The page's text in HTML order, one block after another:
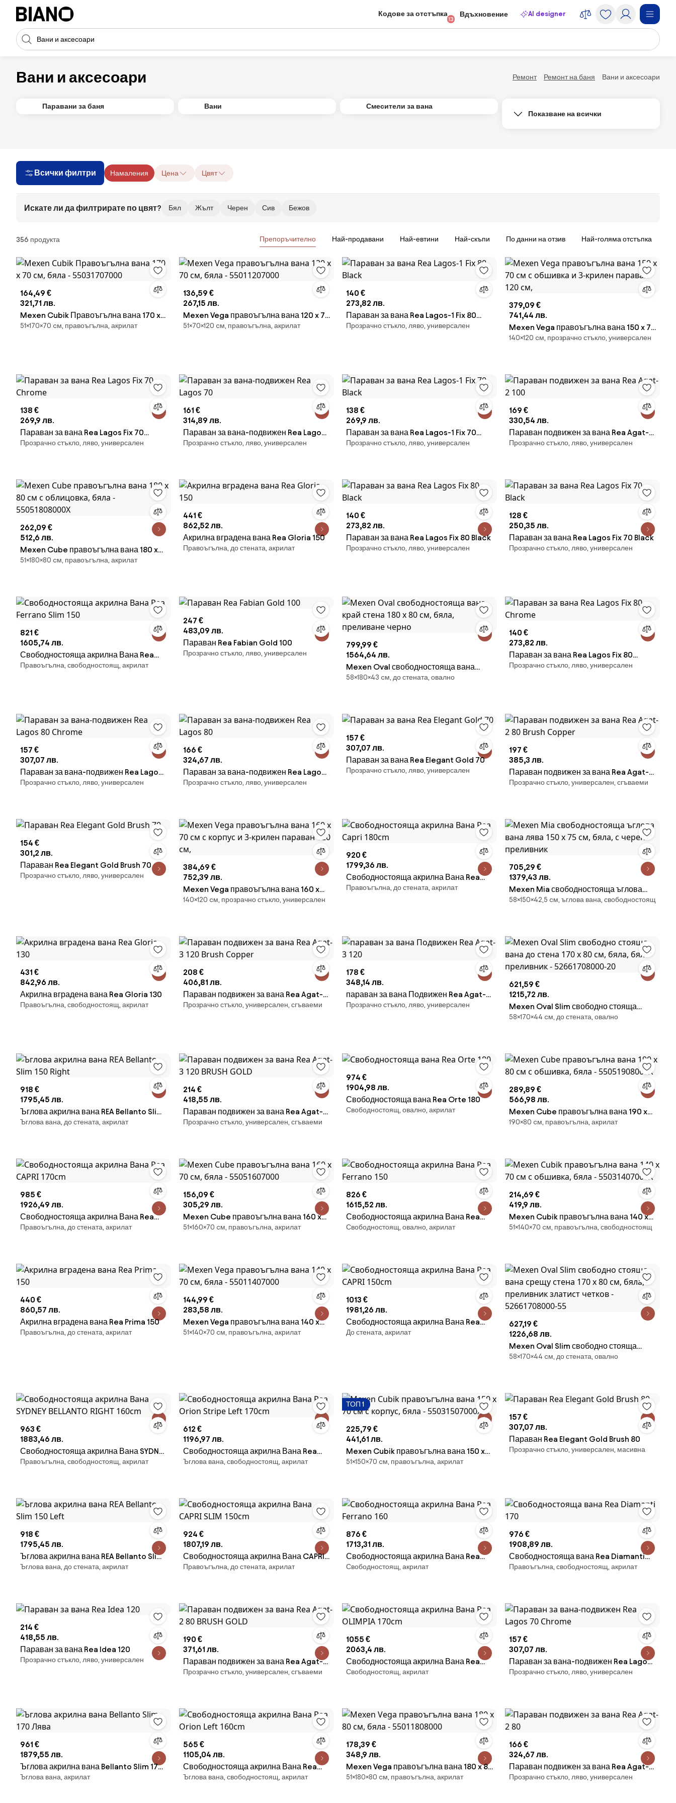
Пропускане към съдържанието
Търсене
Кодове за отстъпка
13
Вдъхновение AI designer
Вани и аксесоари Ремонт Ремонт на баня Вани и аксесоари
Паравани за баня Вани
Смесители за вана
Показване на всички
Всички филтри Намаления Цена Цвят
Искате ли да филтрирате по цвят? Бял Жълт Черен Сив Бежов
Продукти
356 продукта Препоръчително Най-продавани Най-евтини Най-скъпи По данни на отзив Най-голяма отстъпка
164,49 €
321,71 лв.
Mexen Cubik Правоъгълна вана 170 x
70 см, бяла - 55031707000
51×170×70 cм, правоъгълна, акрилат
136,59 €
267,15 лв.
Mexen Vega правоъгълна вана 120 x 70
см, бяла - 55011207000
51×70×120 cм, правоъгълна, акрилат
140 €
273,82 лв.
Параван за вана Rea Lagos-1 Fix 80
Black
Прозрачно стъкло, ляво, универсален
379,09 €
741,44 лв.
Mexen Vega правоъгълна вана 150 x 70
см с обшивка и 3-крилен параван 120
140×120 cм, прозрачно стъкло, универсален
138 €
269,9 лв.
Параван за вана Rea Lagos Fix 70
Chrome
Прозрачно стъкло, ляво, универсален
161 €
314,89 лв.
Параван за вана-подвижен Rea Lagos
70
Прозрачно стъкло, ляво, универсален
138 €
269,9 лв.
Параван за вана Rea Lagos-1 Fix 70
Black
Прозрачно стъкло, ляво, универсален
169 €
330,54 лв.
Параван подвижен за вана Rea Agat-2
100
Прозрачно стъкло, ляво, универсален
262,09 €
512,6 лв.
Mexen Cube правоъгълна вана 180 x
80 см с облицовка, бяла -
51×180×80 cм, правоъгълна, акрилат
441 €
862,52 лв.
Акрилна вградена вана Rea Gloria 150
Правоъгълна, до стената, акрилат
140 €
273,82 лв.
Параван за вана Rea Lagos Fix 80 Black
Прозрачно стъкло, ляво, универсален
128 €
250,35 лв.
Параван за вана Rea Lagos Fix 70 Black
Прозрачно стъкло, ляво, универсален
821 €
1605,74 лв.
Свободностояща акрилна Вана Rea
Ferrano Slim 150
Правоъгълна, свободностоящ, акрилат
247 €
483,09 лв.
Параван Rea Fabian Gold 100
Прозрачно стъкло, ляво, универсален
799,99 €
1564,64 лв.
Mexen Oval свободностояща вана
край стена 180 x 80 см, бяла, преливане
58×180×43 cм, до стената, овално
140 €
273,82 лв.
Параван за вана Rea Lagos Fix 80
Chrome
Прозрачно стъкло, ляво, универсален
157 €
307,07 лв.
Параван за вана-подвижен Rea Lagos
80 Chrome
Прозрачно стъкло, ляво, универсален
166 €
324,67 лв.
Параван за вана-подвижен Rea Lagos
80
Прозрачно стъкло, ляво, универсален
157 €
307,07 лв.
Параван за вана Rea Elegant Gold 70
Прозрачно стъкло, ляво, универсален
197 €
385,3 лв.
Параван подвижен за вана Rea Agat-2
80 Brush Copper
Прозрачно стъкло, универсален, сгъваеми
154 €
301,2 лв.
Параван Rea Elegant Gold Brush 70
Прозрачно стъкло, ляво, универсален
384,69 €
752,39 лв.
Mexen Vega правоъгълна вана 160 x
70 см с корпус и 3-крилен параван 120
140×120 cм, прозрачно стъкло, универсален
920 €
1799,36 лв.
Свободностояща акрилна Вана Rea
Capri 180cm
Правоъгълна, до стената, акрилат
705,29 €
1379,43 лв.
Mexen Mia свободностояща ъглова
вана лява 150 x 75 см, бяла, с черен
58×150×42,5 cм, ъглова вана, свободностоящ
431 €
842,96 лв.
Акрилна вградена вана Rea Gloria 130
Правоъгълна, свободностоящ, акрилат
208 €
406,81 лв.
Параван подвижен за вана Rea Agat-3
120 Brush Copper
Прозрачно стъкло, универсален, сгъваеми
178 €
348,14 лв.
параван за вана Подвижен Rea Agat-3
120
Прозрачно стъкло, ляво, универсален
621,59 €
1215,72 лв.
Mexen Oval Slim свободно стояща
вана до стена 170 x 80 см, бяла, бял
58×170×44 cм, до стената, овално
918 €
1795,45 лв.
Ъглова акрилна вана REA Bellanto Slim
150 Right
Ъглова вана, до стената, акрилат
214 €
418,55 лв.
Параван подвижен за вана Rea Agat-3
120 BRUSH GOLD
Прозрачно стъкло, универсален, сгъваеми
974 €
1904,98 лв.
Свободностояща вана Rea Orte 180
Свободностоящ, овално, акрилат
289,89 €
566,98 лв.
Mexen Cube правоъгълна вана 190 x
80 см с обшивка, бяла - 55051908000X
190×80 cм, правоъгълна, акрилат
985 €
1926,49 лв.
Свободностояща акрилна Вана Rea
CAPRI 170cm
Правоъгълна, до стената, акрилат
156,09 €
305,29 лв.
Mexen Cube правоъгълна вана 160 x
70 см, бяла - 55051607000
51×160×70 cм, правоъгълна, акрилат
826 €
1615,52 лв.
Свободностояща акрилна Вана Rea
Ferrano 150
Свободностоящ, овално, акрилат
214,69 €
419,9 лв.
Mexen Cubik правоъгълна вана 140 x
70 см с обшивка, бяла - 55031407000X
51×140×70 cм, правоъгълна, свободностоящ
440 €
860,57 лв.
Акрилна вградена вана Rea Prima 150
Правоъгълна, до стената, акрилат
144,99 €
283,58 лв.
Mexen Vega правоъгълна вана 140 x
70 см, бяла - 55011407000
51×140×70 cм, правоъгълна, акрилат
1013 €
1981,26 лв.
Свободностояща акрилна Вана Rea
CAPRI 150cm
До стената, акрилат
627,19 €
1226,68 лв.
Mexen Oval Slim свободно стояща
вана срещу стена 170 x 80 см, бяла,
58×170×44 cм, до стената, овално
963 €
1883,46 лв.
Свободностояща акрилна Вана SYDNEY
BELLANTO RIGHT 160cm
Правоъгълна, свободностоящ, акрилат
612 €
1196,97 лв.
Свободностояща акрилна Вана Rea
Orion Stripe Left 170cm
Ъглова вана, свободностоящ, акрилат
ТОП 1
225,79 €
441,61 лв.
Mexen Cubik правоъгълна вана 150 x
70 см с корпус, бяла - 55031507000X
51×150×70 cм, правоъгълна, акрилат
157 €
307,07 лв.
Параван Rea Elegant Gold Brush 80
Прозрачно стъкло, универсален, масивна
918 €
1795,45 лв.
Ъглова акрилна вана REA Bellanto Slim
150 Left
Ъглова вана, до стената, акрилат
924 €
1807,19 лв.
Свободностояща акрилна Вана CAPRI
SLIM 150cm
Правоъгълна, до стената, акрилат
876 €
1713,31 лв.
Свободностояща акрилна Вана Rea
Ferrano 160
Свободностоящ, акрилат
976 €
1908,89 лв.
Свободностояща вана Rea Diamanti
170
Правоъгълна, свободностоящ, акрилат
214 €
418,55 лв.
Параван за вана Rea Idea 120
Прозрачно стъкло, ляво, универсален
190 €
371,61 лв.
Параван подвижен за вана Rea Agat-2
80 BRUSH GOLD
Прозрачно стъкло, универсален, сгъваеми
1055 €
2063,4 лв.
Свободностояща акрилна Вана Rea
OLIMPIA 170cm
Свободностоящ, акрилат
157 €
307,07 лв.
Параван за вана-подвижен Rea Lagos
70 Chrome
Прозрачно стъкло, ляво, универсален
961 €
1879,55 лв.
Ъглова акрилна вана Bellanto Slim 170
Лява
Ъглова вана, акрилат
565 €
1105,04 лв.
Свободностояща акрилна Вана Rea
Orion Left 160cm
Ъглова вана, свободностоящ, акрилат
178,39 €
348,9 лв.
Mexen Vega правоъгълна вана 180 x 80
см, бяла - 55011808000
51×180×80 cм, правоъгълна, акрилат
166 €
324,67 лв.
Параван подвижен за вана Rea Agat-2
80
Прозрачно стъкло, ляво, универсален